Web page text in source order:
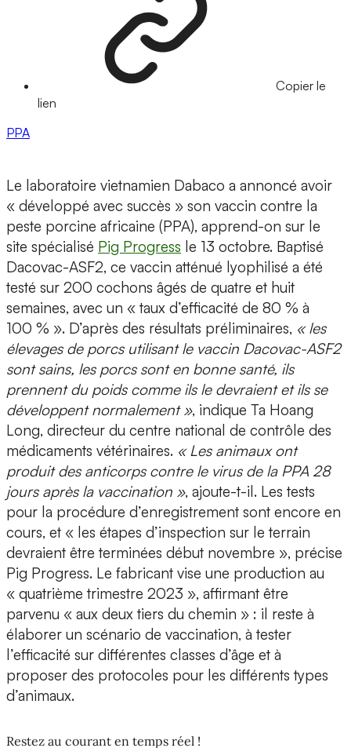
Copier le
lien
PPA
Le laboratoire vietnamien Dabaco a annoncé avoir
« développé avec succès » son vaccin contre la
peste porcine africaine (PPA), apprend-on sur le
site spécialisé Pig Progress le 13 octobre. Baptisé
Dacovac-ASF2, ce vaccin atténué lyophilisé a été
testé sur 200 cochons âgés de quatre et huit
semaines, avec un « taux d’efficacité de 80 % à
100 % ». D’après des résultats préliminaires, « les
élevages de porcs utilisant le vaccin Dacovac-ASF2
sont sains, les porcs sont en bonne santé, ils
prennent du poids comme ils le devraient et ils se
développent normalement », indique Ta Hoang
Long, directeur du centre national de contrôle des
médicaments vétérinaires. « Les animaux ont
produit des anticorps contre le virus de la PPA 28
jours après la vaccination », ajoute-t-il. Les tests
pour la procédure d’enregistrement sont encore en
cours, et « les étapes d’inspection sur le terrain
devraient être terminées début novembre », précise
Pig Progress. Le fabricant vise une production au
« quatrième trimestre 2023 », affirmant être
parvenu « aux deux tiers du chemin » : il reste à
élaborer un scénario de vaccination, à tester
l’efficacité sur différentes classes d’âge et à
proposer des protocoles pour les différents types
d’animaux.
Restez au courant en temps réel !